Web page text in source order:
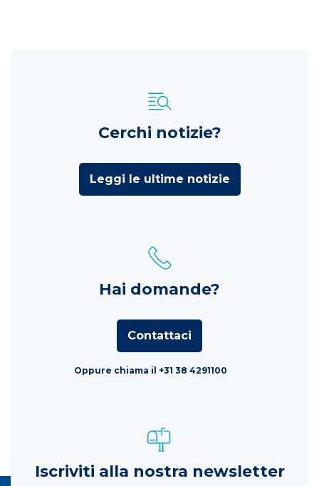
Cerchi notizie?
Leggi le ultime notizie
Hai domande?
Contattaci
Oppure chiama il +31 38 4291100
Iscriviti alla nostra newsletter